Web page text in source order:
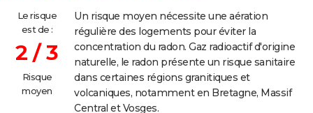
Le risque
est de :
2 / 3
Risque
moyen
Un risque moyen nécessite une aération
régulière des logements pour éviter la
concentration du radon. Gaz radioactif d'origine
naturelle, le radon présente un risque sanitaire
dans certaines régions granitiques et
volcaniques, notamment en Bretagne, Massif
Central et Vosges.